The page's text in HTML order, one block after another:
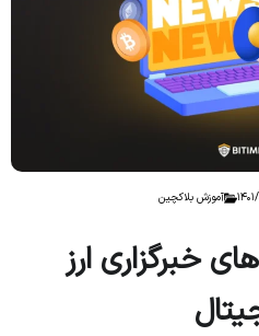
آموزش بلاکچین
خبرگزاری ارز